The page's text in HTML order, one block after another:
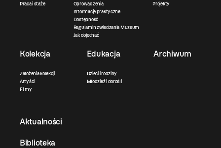
Praca i staże
Oprowadzenia
Informacje praktyczne
Dostępność
Regulamin zwiedzania Muzeum
Jak dojechać
Projekty
Kolekcja
Założenia kolekcji
Artyści
Filmy
Edukacja
Dzieci i rodziny
Młodzież i dorośli
Archiwum
Aktualności
Biblioteka